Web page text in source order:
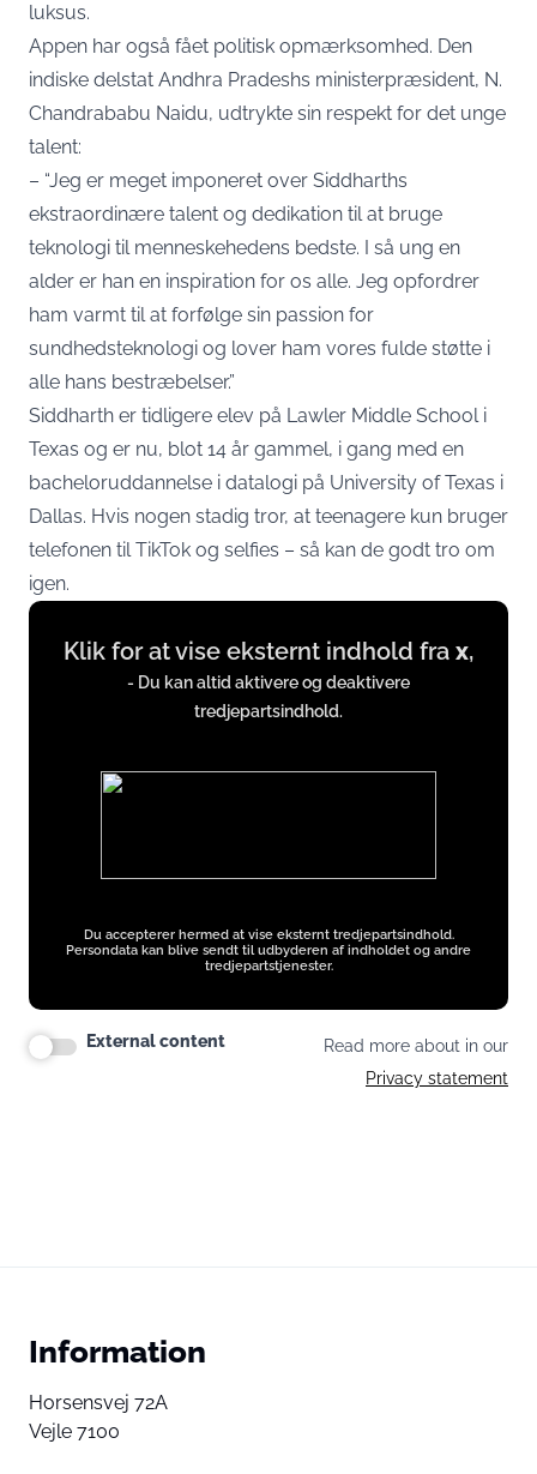
luksus.
Appen har også fået politisk opmærksomhed. Den
indiske delstat Andhra Pradeshs ministerpræsident, N.
Chandrababu Naidu, udtrykte sin respekt for det unge
talent:
– “Jeg er meget imponeret over Siddharths
ekstraordinære talent og dedikation til at bruge
teknologi til menneskehedens bedste. I så ung en
alder er han en inspiration for os alle. Jeg opfordrer
ham varmt til at forfølge sin passion for
sundhedsteknologi og lover ham vores fulde støtte i
alle hans bestræbelser.”
Siddharth er tidligere elev på Lawler Middle School i
Texas og er nu, blot 14 år gammel, i gang med en
bacheloruddannelse i datalogi på University of Texas i
Dallas. Hvis nogen stadig tror, at teenagere kun bruger
telefonen til TikTok og selfies – så kan de godt tro om
igen.
Display
contentKlik for at vise eksternt indhold fra x,
- Du kan altid aktivere og deaktivere
tredjepartsindhold.
Du accepterer hermed at vise eksternt tredjepartsindhold.
Persondata kan blive sendt til udbyderen af indholdet og andre
tredjepartstjenester.
External content
Read more about in our
Privacy statement
Information
Horsensvej 72A
Vejle 7100